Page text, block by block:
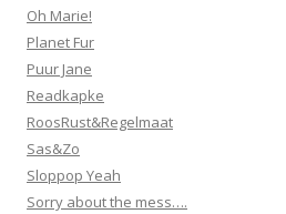
Oh Marie!
Planet Fur
Puur Jane
Readkapke
RoosRust&Regelmaat
Sas&Zo
Sloppop Yeah
Sorry about the mess….